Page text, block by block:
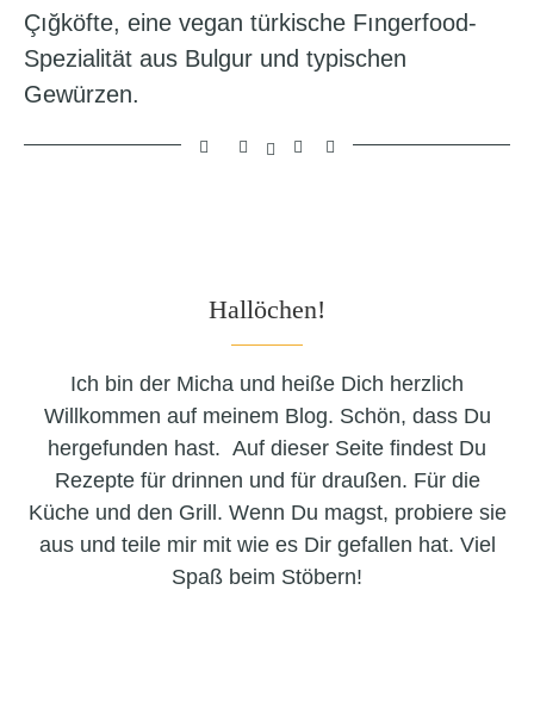
Çığköfte, eine vegan türkische Fıngerfood-
Spezialität aus Bulgur und typischen
Gewürzen.
Hallöchen!
Ich bin der Micha und heiße Dich herzlich
Willkommen auf meinem Blog. Schön, dass Du
hergefunden hast. Auf dieser Seite findest Du
Rezepte für drinnen und für draußen. Für die
Küche und den Grill. Wenn Du magst, probiere sie
aus und teile mir mit wie es Dir gefallen hat. Viel
Spaß beim Stöbern!